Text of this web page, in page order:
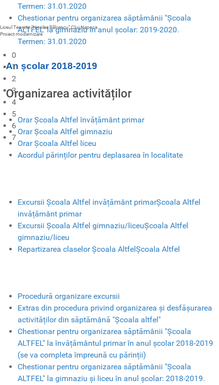
Liceul Teoretic "Nicolae Bălcescu" Cluj-Napoca
Proiect modernizare
0
1
2
3
4
5
6
7
Termen: 31.01.2020
Chestionar pentru organizarea săptămânii "Școala
ALTFEL" la gimnaziu în anul școlar: 2019-2020.
Termen: 31.01.2020
An școlar 2018-2019
Organizarea activităților
Orar Școala Altfel învățământ primar
Orar Școala Altfel gimnaziu
Orar Școala Altfel liceu
Acordul părinților pentru deplasarea în localitate
Excursii Școala Altfel invățământ primarȘcoala Altfel
invățământ primar
Excursii Școala Altfel gimnaziu/liceuȘcoala Altfel
gimnaziu/liceu
Repartizarea claselor Școala AltfelȘcoala Altfel
Procedură organizare excursii
Extras din procedura privind organizarea și desfășurarea
activităților din săptămână "Școala altfel"
Chestionar pentru organizarea săptămânii "Școala
ALTFEL" la învățământul primar în anul școlar 2018-2019
(se va completa împreună cu părinții)
Chestionar pentru organizarea săptămânii "Școala
ALTFEL" la gimnaziu și liceu în anul școlar: 2018-2019.